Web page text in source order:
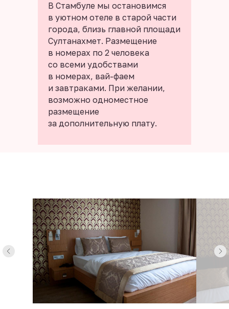
В Стамбуле мы остановимся
в уютном отеле в старой части
города, близь главной площади
Султанахмет. Размещение
в номерах по 2 человека
со всеми удобствами
в номерах, вай-фаем
и завтраками. При желании,
возможно одноместное
размещение
за дополнительную плату.